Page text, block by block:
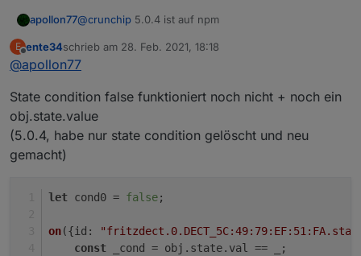
apollon77@crunchip 5.0.4 ist auf npm
E
Offline
ente34schrieb am 28. Feb. 2021, 18:18
zuletzt editiert von
@apollon77
State condition false funktioniert noch nicht + noch ein
obj.state.value
(5.0.4, habe nur state condition gelöscht und neu
gemacht)
let cond0 = false;
on({id :
const _cond = obj. state. val
== _;